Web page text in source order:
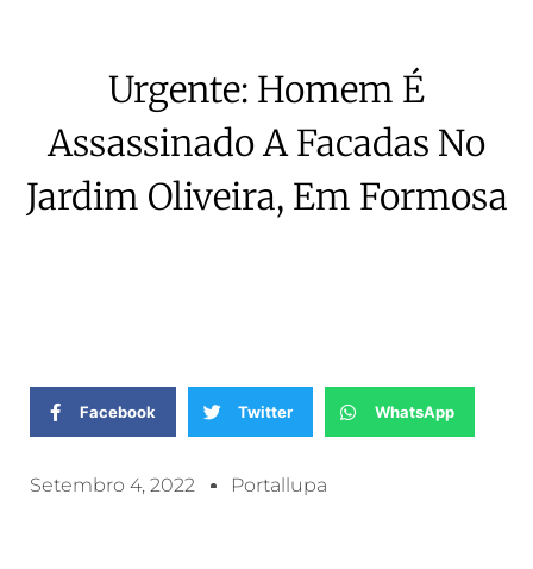
Urgente: Homem É
Assassinado A Facadas No
Jardim Oliveira, Em Formosa
Facebook Twitter WhatsApp
Setembro 4, 2022 Portallupa